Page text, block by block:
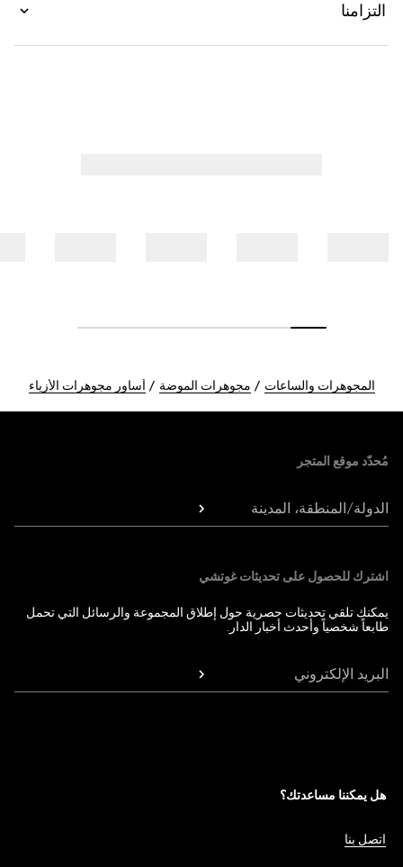
التزامنا
المجوهرات والساعات مجوهرات الموضة أساور مجوهرات الأزياء
مُحدّد موقع المتجر
الدولة/المنطقة، المدينة
اشترك للحصول على تحديثات غوتشي
يمكنك تلقي تحديثات حصرية حول إطلاق المجموعة والرسائل التي تحمل
طابعاً شخصياً وأحدث أخبار الدار.
البريد الإلكتروني
هل يمكننا مساعدتك؟
اتصل بنا